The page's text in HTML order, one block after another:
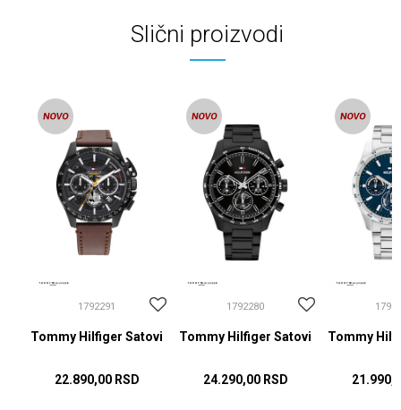
Slični proizvodi
1792291
Tommy Hilfiger Satovi
22.890,00 RSD
1792280
Tommy Hilfiger Satovi
24.290,00 RSD
Tommy